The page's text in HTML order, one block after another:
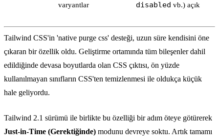
varyantlar
disabled vb.) açık
Tailwind CSS'in 'native purge css' desteği, uzun süre kendisini öne
çıkaran bir özellik oldu. Geliştirme ortamında tüm bileşenler dahil
edildiğinde devasa boyutlarda olan CSS çıktısı, ön yüzde
kullanılmayan sınıfların CSS'ten temizlenmesi ile oldukça küçük
hale geliyordu.
Tailwind 2.1 sürümü ile birlikte bu özelliği bir adım öteye götürerek
Just-in-Time (Gerektiğinde) modunu devreye soktu. Artık tamamı